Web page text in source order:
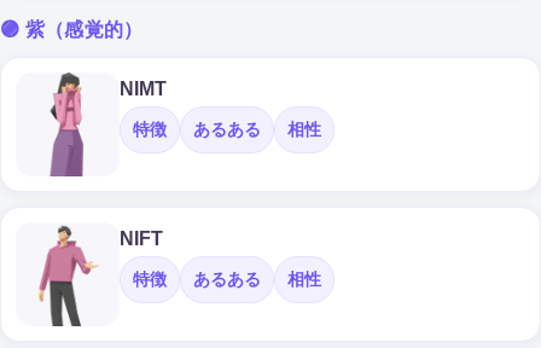
🟣 紫（感覚的）
NIMT
特徴 あるある 相性
NIFT
特徴 あるある 相性